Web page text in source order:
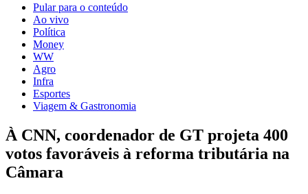
Pular para o conteúdo
Ao vivo
Política
Money
WW
Agro
Infra
Esportes
Viagem & Gastronomia
À CNN, coordenador de GT projeta 400
votos favoráveis à reforma tributária na
Câmara